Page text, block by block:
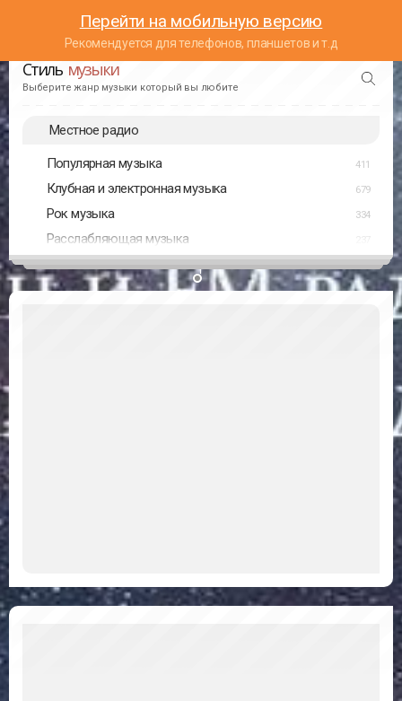
Перейти на мобильную версию
Рекомендуется для телефонов, планшетов и т.д
Стиль музыки
Выберите жанр музыки который вы любите
Местное радио
Популярная музыка 411
Клубная и электронная музыка 679
Рок музыка 334
Расслабляющая музыка